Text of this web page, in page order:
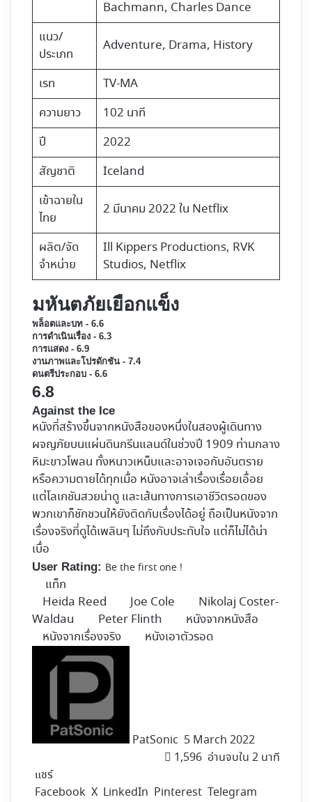
Bachmann, Charles Dance
แนว/
ประเภท
Adventure, Drama, History
เรท
TV-MA
ความยาว
102 นาที
ปี
2022
สัญชาติ
Iceland
เข้าฉายใน
ไทย
2 มีนาคม 2022 ใน Netflix
ผลิต/จัด
จำหน่าย
Ill Kippers Productions, RVK
Studios, Netflix
มหันตภัยเยือกแข็ง
พล็อตและบท - 6.6
การดำเนินเรื่อง - 6.3
การแสดง - 6.9
งานภาพและโปรดักชัน - 7.4
ดนตรีประกอบ - 6.6
6.8
Against the Ice
หนังที่สร้างขึ้นจากหนังสือของหนึ่งในสองผู้เดินทาง
ผจญภัยบนแผ่นดินกรีนแลนด์ในช่วงปี 1909 ท่ามกลาง
หิมะขาวโพลน ทั้งหนาวเหน็บและอาจเจอกับอันตราย
หรือความตายได้ทุกเมื่อ หนังอาจเล่าเรื่องเรื่อยเอื่อย
แต่โลเกชันสวยน่าดู และเส้นทางการเอาชีวิตรอดของ
พวกเขาก็ชักชวนให้ยังติดกับเรื่องได้อยู่ ถือเป็นหนังจาก
เรื่องจริงที่ดูได้เพลินๆ ไม่ถึงกับประทับใจ แต่ก็ไม่ได้น่า
เบื่อ
User Rating: Be the first one !
แท็ก
Heida Reed
Joe Cole
Nikolaj Coster-
Waldau
Peter Flinth
หนังจากหนังสือ
หนังจากเรื่องจริง
หนังเอาตัวรอด
PatSonic 5 March 2022
1,596 อ่านจบใน 2 นาที
แชร์
Facebook X LinkedIn Pinterest Telegram